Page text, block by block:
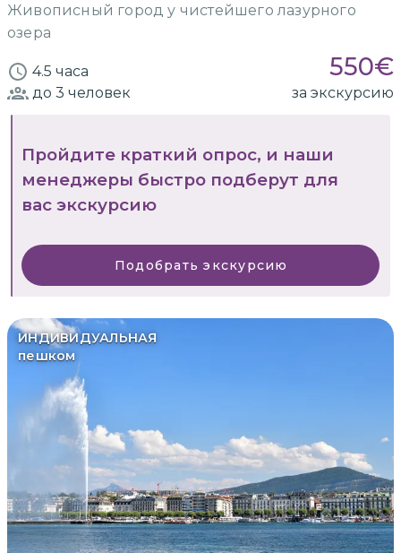
Живописный город у чистейшего лазурного
озера
4.5 часа 550€
до 3 человек за экскурсию
Пройдите краткий опрос, и наши
менеджеры быстро подберут для
вас экскурсию
Подобрать экскурсию
ИНДИВИДУАЛЬНАЯ
пешком